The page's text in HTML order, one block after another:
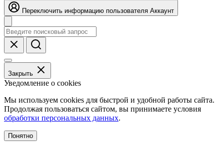
Переключить информацию пользователя Аккаунт
Закрыть
Уведомление о cookies
Мы используем cookies для быстрой и удобной работы сайта.
Продолжая пользоваться сайтом, вы принимаете условия
обработки персональных данных.
Понятно